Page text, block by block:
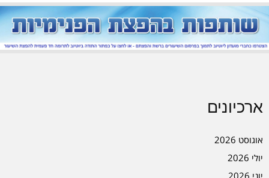
ארכיונים
אוגוסט 2026
יולי 2026